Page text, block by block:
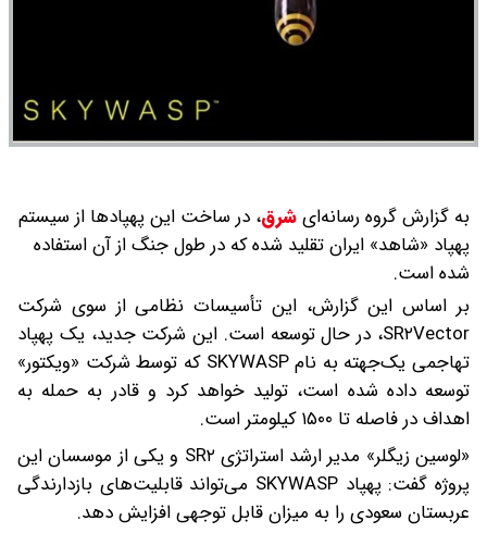
به گزارش گروه رسانه‌ایشرق، در ساخت این پهپادها از سیستم
پهپاد «شاهد» ایران تقلید شده که در طول جنگ از آن استفاده
شده است.
بر اساس این گزارش، این تأسیسات نظامی از سوی شرکت
SR۲Vector، در حال توسعه است. این شرکت جدید، یک پهپاد
تهاجمی یک‌جهته به نام SKYWASP که توسط شرکت «ویکتور»
توسعه داده شده است، تولید خواهد کرد و قادر به حمله به
اهداف در فاصله تا ۱۵۰۰ کیلومتر است.
«لوسین زیگلر» مدیر ارشد استراتژی SR۲ و یکی از موسسان این
پروژه گفت: پهپاد SKYWASP می‌تواند قابلیت‌های بازدارندگی
عربستان سعودی را به میزان قابل توجهی افزایش دهد.